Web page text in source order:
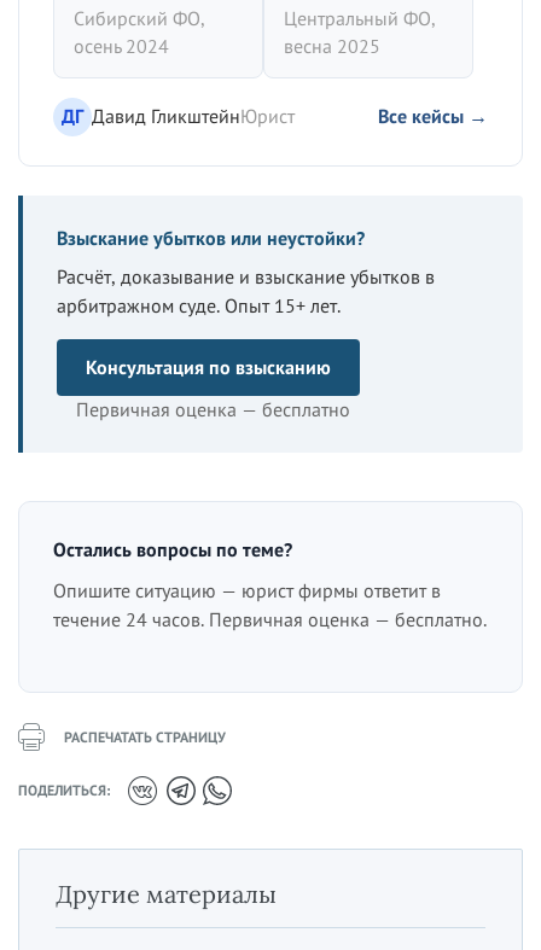
Сибирский ФО,
осень 2024
Центральный ФО,
весна 2025
ДГ Давид ГликштейнЮрист Все кейсы →
Взыскание убытков или неустойки?
Расчёт, доказывание и взыскание убытков в
арбитражном суде. Опыт 15+ лет.
Консультация по взысканию
Первичная оценка — бесплатно
Остались вопросы по теме?
Опишите ситуацию — юрист фирмы ответит в
течение 24 часов. Первичная оценка — бесплатно.
РАСПЕЧАТАТЬ СТРАНИЦУ
ПОДЕЛИТЬСЯ:
Другие материалы